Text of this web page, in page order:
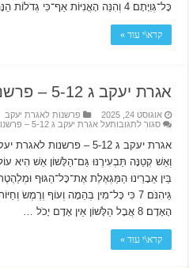
כָּל־גְּוִיָּתָם׃ 4 וְהִנֵּה הָאֳנִיּוֹת אַף־כִּי גְדֹלוֹת הֵנָּה …
קרא\י עוד »
אגרת יעקב ג 5-12 – פרשנות לאגרת יעקב
אוגוסט 24, 2025
פרשנות לאגרת יעקב
סגור לתגובותעל אגרת יעקב ג 5-12 – פרשנות לאגרת יעקב
בֵּין אֵבָרֵינוּ הַמַּגְאֶלֶת אֶת־כָּל־הַגּוּף
גֵּיהִנֹּם׃ 7 כִּי כָּל־מִין בְּהֵמָה וְעוֹף
הָאָדָם׃ 8 אֲבָל הַלָּשׁוֹן אֵין אָדָם יָכֹל …
קרא\י עוד »